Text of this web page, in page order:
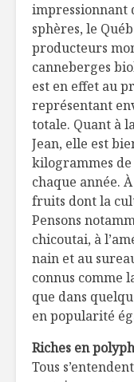
impressionnant
sphères, le
producteurs
canneberges
est en effet au
représentant
totale. Quant à
Jean, elle est
kilogrammes de
chaque année.
fruits dont la
Pensons
chicoutai, à
nain et au
connus comme
que dans
en popularité
Riches en
Tous